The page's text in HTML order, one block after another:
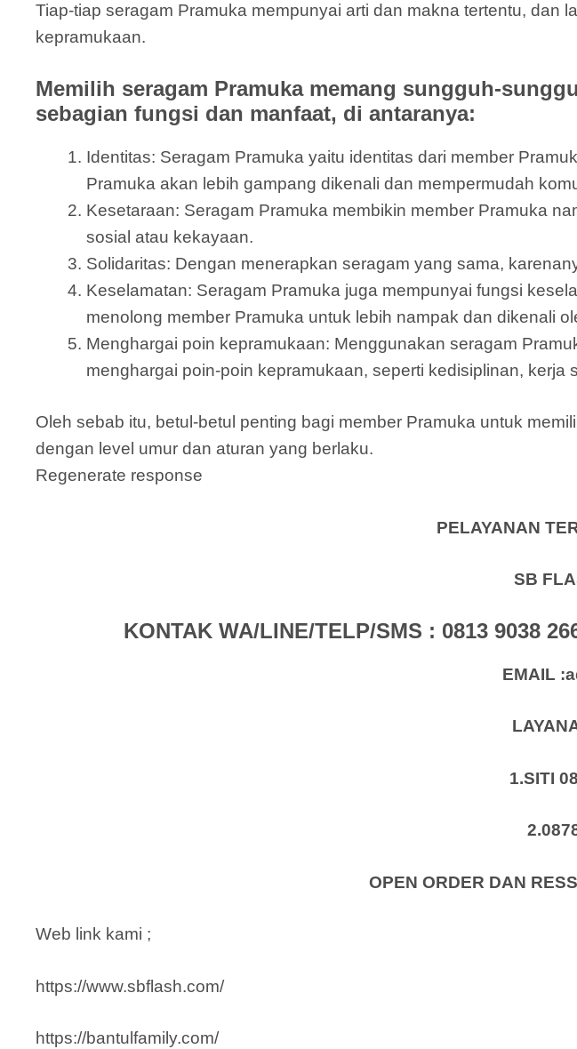
Tiap-tiap seragam Pramuka mempunyai arti dan makna tertentu, dan
kepramukaan.
Memilih seragam Pramuka memang sungguh-
sebagian fungsi dan manfaat, di antaranya:
Identitas: Seragam Pramuka yaitu identitas dari member
Pramuka akan lebih gampang dikenali dan mempermudah
Kesetaraan: Seragam Pramuka membikin member Pramuka
sosial atau kekayaan.
Solidaritas: Dengan menerapkan seragam yang sama,
Keselamatan: Seragam Pramuka juga mempunyai fungsi
menolong member Pramuka untuk lebih nampak dan dikenali
Menghargai poin kepramukaan: Menggunakan seragam
menghargai poin-poin kepramukaan, seperti kedisiplinan, kerja
Oleh sebab itu, betul-betul penting bagi member Pramuka untuk
dengan level umur dan aturan yang berlaku.
Regenerate response
PELAYANAN
SB
KONTAK WA/LINE/TELP/SMS : 0813 9038
EMAIL
1.SITI
OPEN ORDER DAN
Web link kami ;
https://www.sbflash.com/
https://bantulfamily.com/